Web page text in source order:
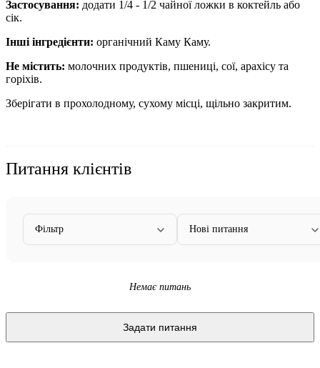
Застосування: додати 1/4 - 1/2 чайної ложки в коктейль або
сік.
Інші інгредієнти: органічний Каму Каму.
Не містить: молочних продуктів, пшениці, сої, арахісу та
горіхів.
Зберігати в прохолодному, сухому місці, щільно закритим.
Питання клієнтів
Фільтр Нові питання
Немає питань
Задати питання